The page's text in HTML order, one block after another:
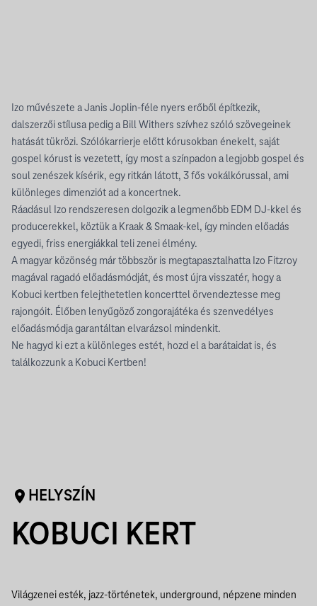
Izo művészete a Janis Joplin-féle nyers erőből építkezik,
dalszerzői stílusa pedig a Bill Withers szívhez szóló szövegeinek
hatását tükrözi. Szólókarrierje előtt kórusokban énekelt, saját
gospel kórust is vezetett, így most a színpadon a legjobb gospel és
soul zenészek kísérik, egy ritkán látott, 3 fős vokálkórussal, ami
különleges dimenziót ad a koncertnek.
Ráadásul Izo rendszeresen dolgozik a legmenőbb EDM DJ-kkel és
producerekkel, köztük a Kraak & Smaak-kel, így minden előadás
egyedi, friss energiákkal teli zenei élmény.
A magyar közönség már többször is megtapasztalhatta Izo Fitzroy
magával ragadó előadásmódját, és most újra visszatér, hogy a
Kobuci kertben felejthetetlen koncerttel örvendeztesse meg
rajongóit. Élőben lenyűgöző zongorajátéka és szenvedélyes
előadásmódja garantáltan elvarázsol mindenkit.
Ne hagyd ki ezt a különleges estét, hozd el a barátaidat is, és
találkozzunk a Kobuci Kertben!
HELYSZÍN
KOBUCI KERT
Világzenei esték, jazz-történetek, underground, népzene minden